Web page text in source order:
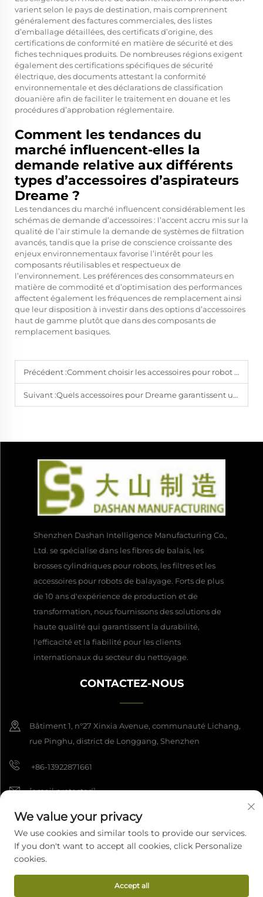
varient selon le pays de destination, mais comprennent
généralement des factures commerciales, des listes
d’emballage détaillées, des certificats d’origine, des
certifications de conformité en matière de sécurité et des
fiches techniques produits. De nombreuses régions exigent
également des certifications spécifiques de sécurité
électrique, des documents attestant la conformité
environnementale et des déclarations de classification
douanière afin de faciliter le traitement en douane et les
procédures d’approbation réglementaire.
Comment les tendances du
marché influencent-elles la
demande relative aux différents
types d’accessoires d’aspirateurs
Dreame ?
Les tendances du marché influencent considérablement les
schémas de demande d’accessoires : l’accent accru mis sur la
qualité de l’air stimule la demande de systèmes de filtration
avancés, tandis que la prise de conscience croissante des
enjeux environnementaux favorise l’intérêt pour les
composants réutilisables et respectueux de
l’environnement. Les préférences des consommateurs en
matière de commodité et d’optimisation des performances
affectent également les fréquences de remplacement ainsi
que leur disposition à investir dans des options d’accessoires
haut de gamme plutôt que dans des composants de
remplacement basiques.
Précédent :Comment choisir les accessoires pour robot aspirateur pour une utilisation commerciale à long terme
Suivant :Quels accessoires pour Dreame garantissent une efficacité durable dans le nettoyage ?
Shenzhen Dashan Intelligence Manufacturing Co.,
Ltd. se spécialise dans les fibres de balais, les
brosses cylindriques pour robots, les filtres et les
accessoires pour robots de balayage. Forts de plus
de 10 ans d'expérience de production et de
transformation, nous fournissons des solutions de
haute qualité qui garantissent la durabilité,
l'efficacité et la fiabilité pour les clients
internationaux du secteur du nettoyage.
CONTACTEZ-NOUS
Bâtiment 1, n°27 Xinxia Avenue, communauté Lichang,
rue Pinghu, district de Longgang, Shenzhen
+86-13922871661
[email protected]
Copyright © 2026 Shenzhen Dashan Intelligence Manufacturing Co.,
Ltd. Tous droits réservés. Politique de confidentialité
We value your privacy
We use cookies and similar tools to provide our services.
If you don't want to accept all cookies, click Personalize
cookies.
Accept all